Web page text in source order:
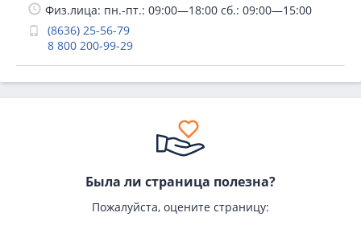
Физ.лица: пн.-пт.: 09:00—18:00 сб.: 09:00—15:00
(8636) 25-56-79
8 800 200-99-29
Была ли страница полезна?
Пожалуйста, оцените страницу: